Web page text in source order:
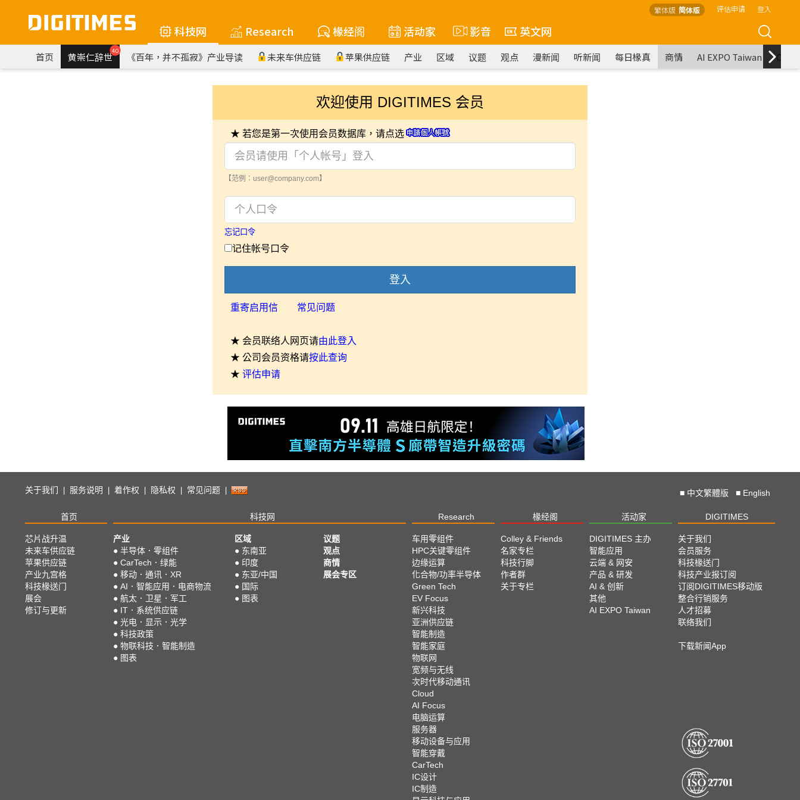
繁体版 简体版 评估申请 登入
科技网 Research 椽经阁 活动家 影音 英文网
首页 黄崇仁辞世40 《百年，并不孤寂》产业导读 未来车供应链 苹果供应链 产业 区域 议题 观点 漫新闻 听新闻 每日椽真 商情 AI EXPO Taiwan
欢迎使用 DIGITIMES 会员
★ 若您是第一次使用会员数据库，请点选
【范例：user@company.com】
忘记口令
记住帐号口令
登入
重寄启用信 常见问题
★ 会员联络人网页请由此登入
★ 公司会员资格请按此查询
★ 评估申请
关于我们 服务说明 着作权 隐私权 常见问题 ■ 中文繁體版 ■ English
首页 科技网 Research 椽经阁 活动家 DIGITIMES
芯片战升温
未来车供应链
苹果供应链
产业九宫格
科技椽送门
展会
修订与更新
产业
● 半导体．零组件
● CarTech．绿能
● 移动．通讯．XR
● AI．智能应用．电商物流
● 航太．卫星．军工
● IT．系统供应链
● 光电．显示．光学
● 科技政策
● 物联科技．智能制造
● 图表
区域
● 东南亚
● 印度
● 东亚/中国
● 国际
● 图表
议题
观点
商情
展会专区
车用零组件
HPC关键零组件
边缘运算
化合物/功率半导体
Green Tech
EV Focus
新兴科技
亚洲供应链
智能制造
智能家庭
物联网
宽频与无线
次时代移动通讯
Cloud
AI Focus
电脑运算
服务器
移动设备与应用
智能穿戴
CarTech
IC设计
IC制造
Colley & Friends
名家专栏
科技行脚
作者群
关于专栏
DIGITIMES 主办
智能应用
云端 & 网安
产品 & 研发
AI & 创新
其他
AI EXPO Taiwan
关于我们
会员服务
科技椽送门
科技产业报订阅
订阅DIGITIMES移动版
整合行销服务
人才招募
联络我们
下载新闻App